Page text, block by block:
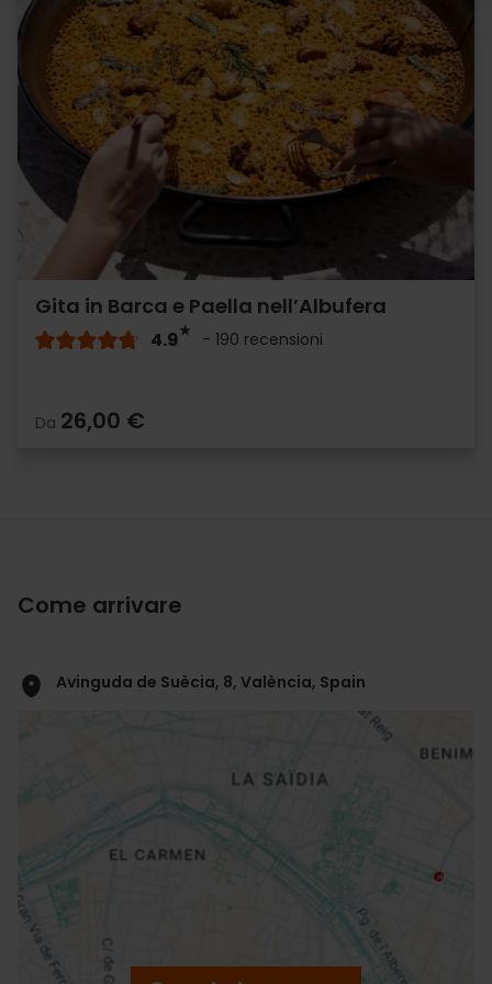
Gita in Barca e Paella nell’Albufera
4.9 - 190 recensioni
Da 26,00 €
Come arrivare
Avinguda de Suècia, 8, València, Spain